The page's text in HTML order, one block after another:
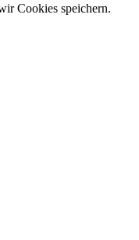
Cookies speichern.